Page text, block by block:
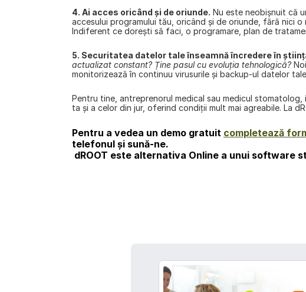
4. Ai acces oricând și de oriunde. Nu este neobișnuit că
accesului programului tău, oricând și de oriunde, fără nici
Indiferent ce doreşti să faci, o programare, plan de
5. Securitatea datelor tale înseamnă încredere în
actualizat constant? Ține pasul cu evoluția tehnologică?
monitorizează în continuu virusurile și backup-ul datelor
Pentru tine, antreprenorul medical sau medicul
ta și a celor din jur, oferind condiții mult mai agreabile. La
Pentru a vedea un demo gratuit completează
telefonul şi sună-ne.
dROOT este alternativa Online a unui software